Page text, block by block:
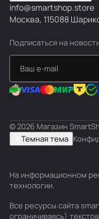
info@smartshop.store
Москва, 115088
Подписаться на
© 2026 Магазин
Темная тема
На информационном
технологии.
Все ресурсы сайта
ограничиваясь)